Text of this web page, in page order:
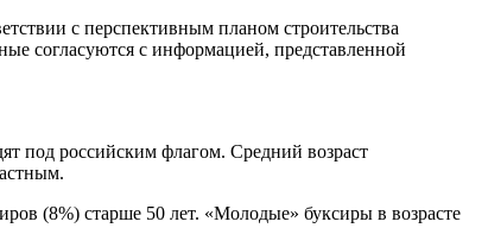
с перспективным планом строительства
согласуются с информацией, представленной
под российским флагом. Средний возраст
(8%) старше 50 лет. «Молодые» буксиры в возрасте